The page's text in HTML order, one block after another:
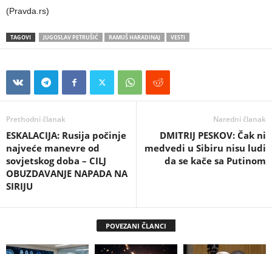
(Pravda.rs)
TAGOVI JUGOSLAV PETRUŠIĆ RAMUŠ HARADINAJ VESTI
Prethodni članak
ESKALACIJA: Rusija počinje
najveće manevre od
sovjetskog doba – CILJ
OBUZDAVANJE NAPADA NA
SIRIJU
Naredni članak
DMITRIJ PESKOV: Čak ni
medvedi u Sibiru nisu ludi
da se kače sa Putinom
POVEZANI ČLANCI